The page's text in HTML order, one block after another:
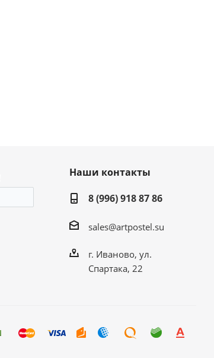
Наши контакты
8 (996) 918 87 86
sales@artpostel.su
г. Иваново, ул.
Спартака, 22